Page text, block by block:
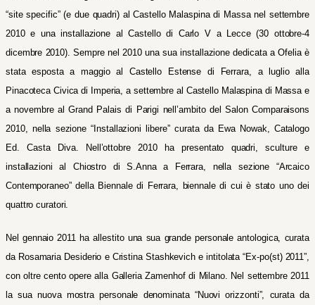
“site specific” (e due quadri) al Castello Malaspina di Massa nel settembre
2010 e una installazione al Castello di Carlo V a Lecce (30 ottobre-4
dicembre 2010). Sempre nel 2010 una sua installazione dedicata a Ofelia è
stata esposta a maggio al Castello Estense di Ferrara, a luglio alla
Pinacoteca Civica di Imperia, a settembre al Castello Malaspina di Massa e
a novembre al Grand Palais di Parigi nell’ambito del Salon Comparaisons
2010, nella sezione “Installazioni libere” curata da Ewa Nowak, Catalogo
Ed. Casta Diva. Nell’ottobre 2010 ha presentato quadri, sculture e
installazioni al Chiostro di S.Anna a Ferrara, nella sezione “Arcaico
Contemporaneo” della Biennale di Ferrara, biennale di cui è stato uno dei
quattro curatori.
Nel gennaio 2011 ha allestito una sua grande personale antologica, curata
da Rosamaria Desiderio e Cristina Stashkevich e intitolata “Ex-po(st) 2011”,
con oltre cento opere alla Galleria Zamenhof di Milano. Nel settembre 2011
la sua nuova mostra personale denominata “Nuovi orizzonti”, curata da